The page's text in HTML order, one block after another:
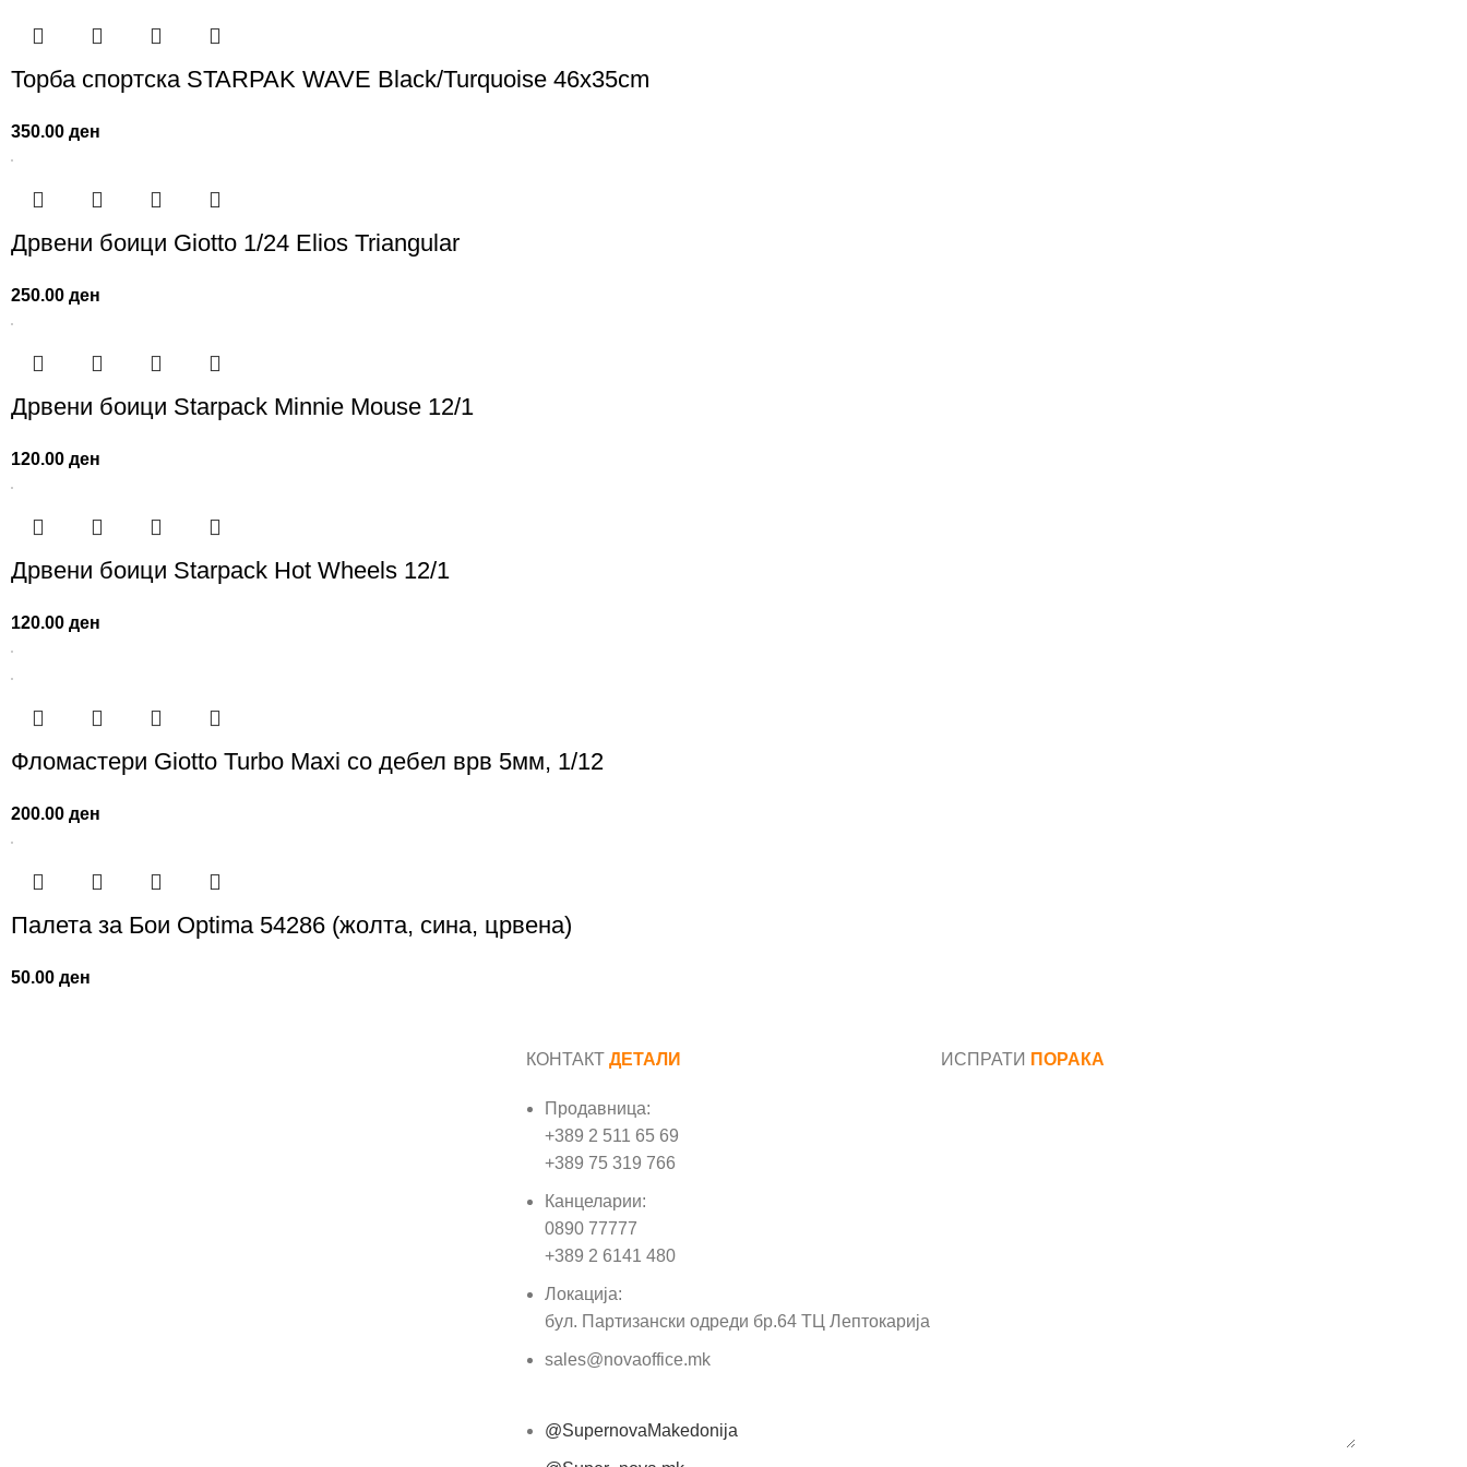
Торба спортска STARPAK WAVE Black/Turquoise 46х35cm
350.00ден
Дрвени боици Giotto 1/24 Elios Triangular
250.00ден
Дрвени боици Starpack Minnie Mouse 12/1
120.00ден
Дрвени боици Starpack Hot Wheels 12/1
120.00ден
Фломастери Giotto Turbo Maxi со дебел врв 5мм, 1/12
200.00ден
Палета за Бои Optima 54286 (жолта, сина, црвена)
50.00ден
КОНТАКТ ДЕТАЛИ
Продавница:
+389 2 511 65 69
+389 75 319 766
Канцеларии:
0890 77777
+389 2 6141 480
Локација:
бул. Партизански одреди бр.64 ТЦ Лептокарија
sales@novaoffice.mk
@SupernovaMakedonija
ИСПРАТИ ПОРАКА